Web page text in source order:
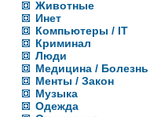
Животные
Инет
Компьютеры / IT
Криминал
Люди
Медицина / Болезнь
Менты / Закон
Музыка
Одежда